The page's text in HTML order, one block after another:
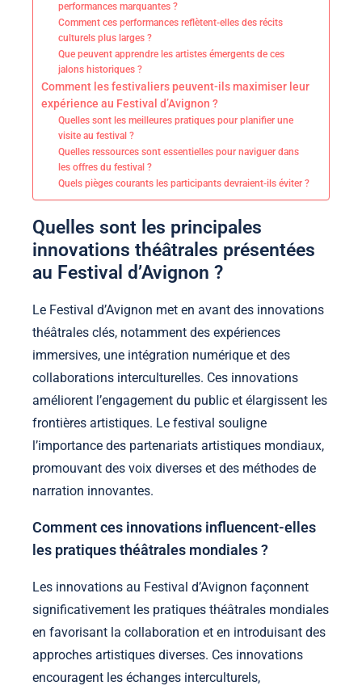
performances marquantes ?
Comment ces performances reflètent-elles des récits
culturels plus larges ?
Que peuvent apprendre les artistes émergents de ces
jalons historiques ?
Comment les festivaliers peuvent-ils maximiser leur
expérience au Festival d’Avignon ?
Quelles sont les meilleures pratiques pour planifier une
visite au festival ?
Quelles ressources sont essentielles pour naviguer dans
les offres du festival ?
Quels pièges courants les participants devraient-ils éviter ?
Quelles sont les principales
innovations théâtrales présentées
au Festival d’Avignon ?
Le Festival d’Avignon met en avant des innovations
théâtrales clés, notamment des expériences
immersives, une intégration numérique et des
collaborations interculturelles. Ces innovations
améliorent l’engagement du public et élargissent les
frontières artistiques. Le festival souligne
l’importance des partenariats artistiques mondiaux,
promouvant des voix diverses et des méthodes de
narration innovantes.
Comment ces innovations influencent-elles
les pratiques théâtrales mondiales ?
Les innovations au Festival d’Avignon façonnent
significativement les pratiques théâtrales mondiales
en favorisant la collaboration et en introduisant des
approches artistiques diverses. Ces innovations
encouragent les échanges interculturels,